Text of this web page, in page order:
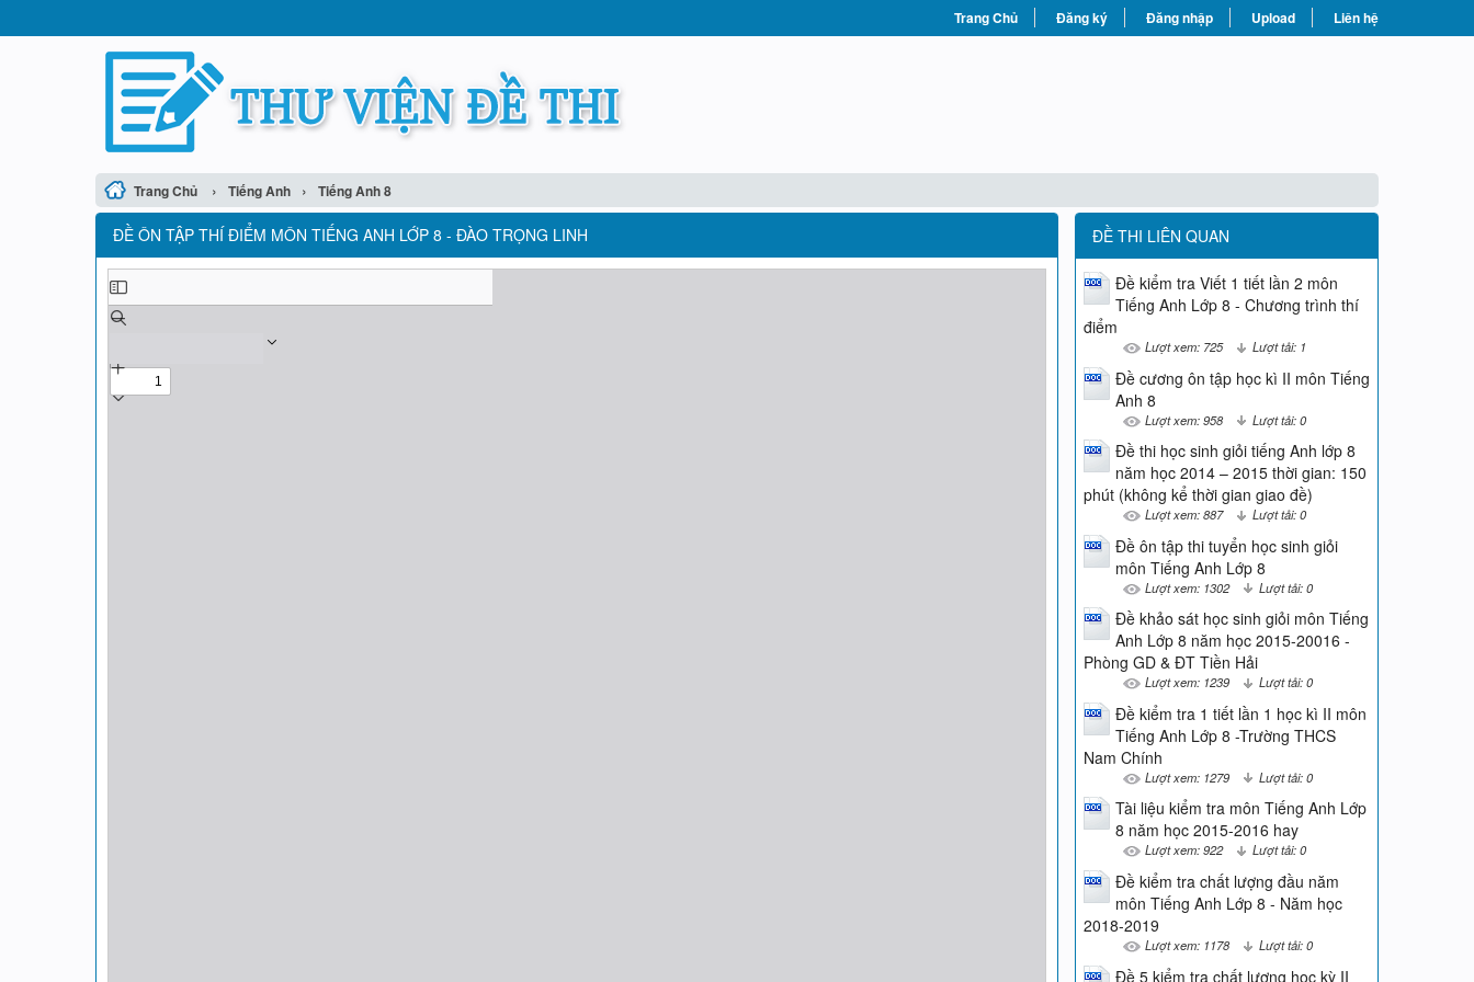
Trang Chủ Đăng ký Đăng nhập Upload Liên hệ
Trang Chủ › Tiếng Anh › Tiếng Anh 8
ĐỀ ÔN TẬP THÍ ĐIỂM MÔN TIẾNG ANH LỚP 8 - ĐÀO TRỌNG LINH ĐỀ THI LIÊN QUAN
Đề kiểm tra Viết 1 tiết lần 2 môn
Tiếng Anh Lớp 8 - Chương trình thí
điểm
Lượt xem: 725 Lượt tải: 1
Đề cương ôn tập học kì II môn Tiếng
Anh 8
Lượt xem: 958 Lượt tải: 0
Đề thi học sinh giỏi tiếng Anh lớp 8
năm học 2014 – 2015 thời gian: 150
phút (không kể thời gian giao đề)
Lượt xem: 887 Lượt tải: 0
Đề ôn tập thi tuyển học sinh giỏi
môn Tiếng Anh Lớp 8
Lượt xem: 1302 Lượt tải: 0
Đề khảo sát học sinh giỏi môn Tiếng
Anh Lớp 8 năm học 2015-20016 -
Phòng GD & ĐT Tiền Hải
Lượt xem: 1239 Lượt tải: 0
Đề kiểm tra 1 tiết lần 1 học kì II môn
Tiếng Anh Lớp 8 -Trường THCS
Nam Chính
Lượt xem: 1279 Lượt tải: 0
Tài liệu kiểm tra môn Tiếng Anh Lớp
8 năm học 2015-2016 hay
Lượt xem: 922 Lượt tải: 0
Đề kiểm tra chất lượng đầu năm
môn Tiếng Anh Lớp 8 - Năm học
2018-2019
Lượt xem: 1178 Lượt tải: 0
Đề 5 kiểm tra chất lượng học kỳ II